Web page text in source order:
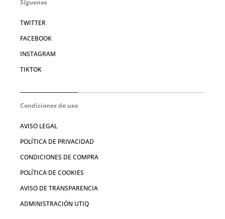
Síguenos
TWITTER
FACEBOOK
INSTAGRAM
TIKTOK
Condiciones de uso
AVISO LEGAL
POLÍTICA DE PRIVACIDAD
CONDICIONES DE COMPRA
POLÍTICA DE COOKIES
AVISO DE TRANSPARENCIA
ADMINISTRACIÓN UTIQ